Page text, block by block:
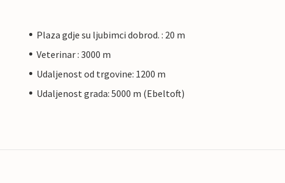
Plaza gdje su ljubimci dobrod. : 20 m
Veterinar : 3000 m
Udaljenost od trgovine: 1200 m
Udaljenost grada: 5000 m (Ebeltoft)